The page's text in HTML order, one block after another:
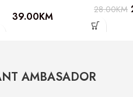
39.00KM
28.00KM
AMBASADOR